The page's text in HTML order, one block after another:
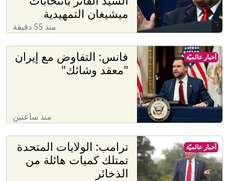
ميشيغان التمهيدية
منذ 55 دقيقة
فانس: التفاوض مع إيران
"معقد وشائك"
منذ ساعتين
أخبار عالميّة
ترامب: الولايات المتحدة
تمتلك كميات هائلة من
الذخائر
أخبار عالميّة